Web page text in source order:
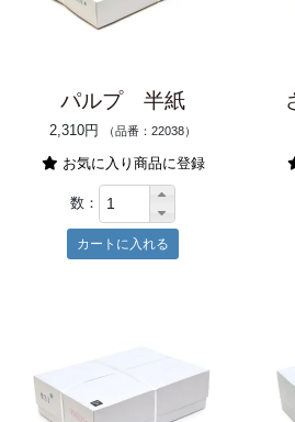
パルプ 半紙
2,310円 （品番：22038）
お気に入り商品に登録
数：